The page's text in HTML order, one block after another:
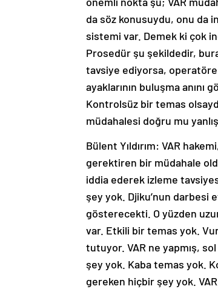
da söz konusuydu, onu da
sistemi var. Demek ki çok
Prosedür şu şekildedir,
tavsiye ediyorsa, operatöre
ayaklarının buluşma anını
Kontrolsüz bir temas
müdahalesi doğru mu
Bülent Yıldırım: VAR
gerektiren bir müdahale
iddia ederek izleme
şey yok. Djiku’nun darbesi
gösterecekti. O yüzden
var. Etkili bir temas yok.
tutuyor. VAR ne yapmış,
şey yok. Kaba temas yok.
gereken hiçbir şey yok.